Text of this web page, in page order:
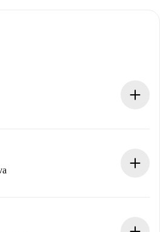
necesaria por adelantado.